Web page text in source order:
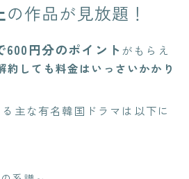
の作品が見放題！
600円分のポイント がもらえ
約しても料金はいっさいかかり
主な有名韓国ドラマは以下に